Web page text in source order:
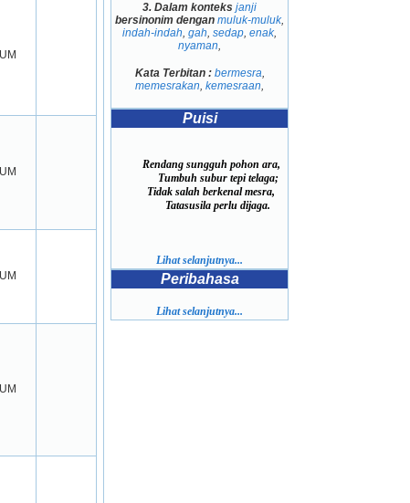
3. Dalam konteks janji
bersinonim dengan muluk-muluk,
indah-indah, gah, sedap, enak,
nyaman,
Kata Terbitan : bermesra,
memesrakan, kemesraan,
Puisi
Rendang sungguh pohon ara,
Tumbuh subur tepi telaga;
Tidak salah berkenal mesra,
Tatasusila perlu dijaga.
Lihat selanjutnya...
Peribahasa
Lihat selanjutnya...